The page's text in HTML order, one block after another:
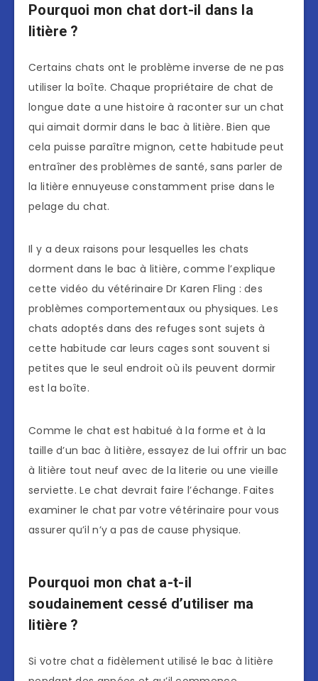
Pourquoi mon chat dort-il dans la
litière ?
Certains chats ont le problème inverse de ne pas
utiliser la boîte. Chaque propriétaire de chat de
longue date a une histoire à raconter sur un chat
qui aimait dormir dans le bac à litière. Bien que
cela puisse paraître mignon, cette habitude peut
entraîner des problèmes de santé, sans parler de
la litière ennuyeuse constamment prise dans le
pelage du chat.
Il y a deux raisons pour lesquelles les chats
dorment dans le bac à litière, comme l’explique
cette vidéo du vétérinaire Dr Karen Fling : des
problèmes comportementaux ou physiques. Les
chats adoptés dans des refuges sont sujets à
cette habitude car leurs cages sont souvent si
petites que le seul endroit où ils peuvent dormir
est la boîte.
Comme le chat est habitué à la forme et à la
taille d’un bac à litière, essayez de lui offrir un bac
à litière tout neuf avec de la literie ou une vieille
serviette. Le chat devrait faire l’échange. Faites
examiner le chat par votre vétérinaire pour vous
assurer qu’il n’y a pas de cause physique.
Pourquoi mon chat a-t-il
soudainement cessé d’utiliser ma
litière ?
Si votre chat a fidèlement utilisé le bac à litière